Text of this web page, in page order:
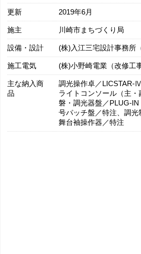
更新 2019年6月
施主 川崎市まちづくり局
設備・設計 (株)入江三宅設計事務所
施工電気 (株)小野崎電業（改修工
主な納入商
品
調光操作卓／LICSTAR-
ライトコンソール（主・
磐・調光器盤／PLUG-
号パッチ盤／特注、調光
舞台袖操作器／特注